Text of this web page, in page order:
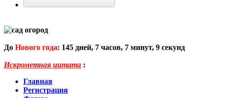
До Нового года: 145 дней, 7 часов, 7 минут, 8 секунд
Искрометная цитата :
Главная
Регистрация